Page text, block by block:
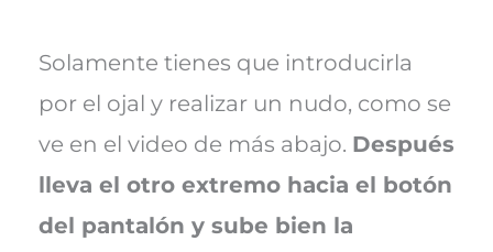
Solamente tienes que introducirla
por el ojal y realizar un nudo, como se
ve en el video de más abajo. Después
lleva el otro extremo hacia el botón
del pantalón y sube bien la